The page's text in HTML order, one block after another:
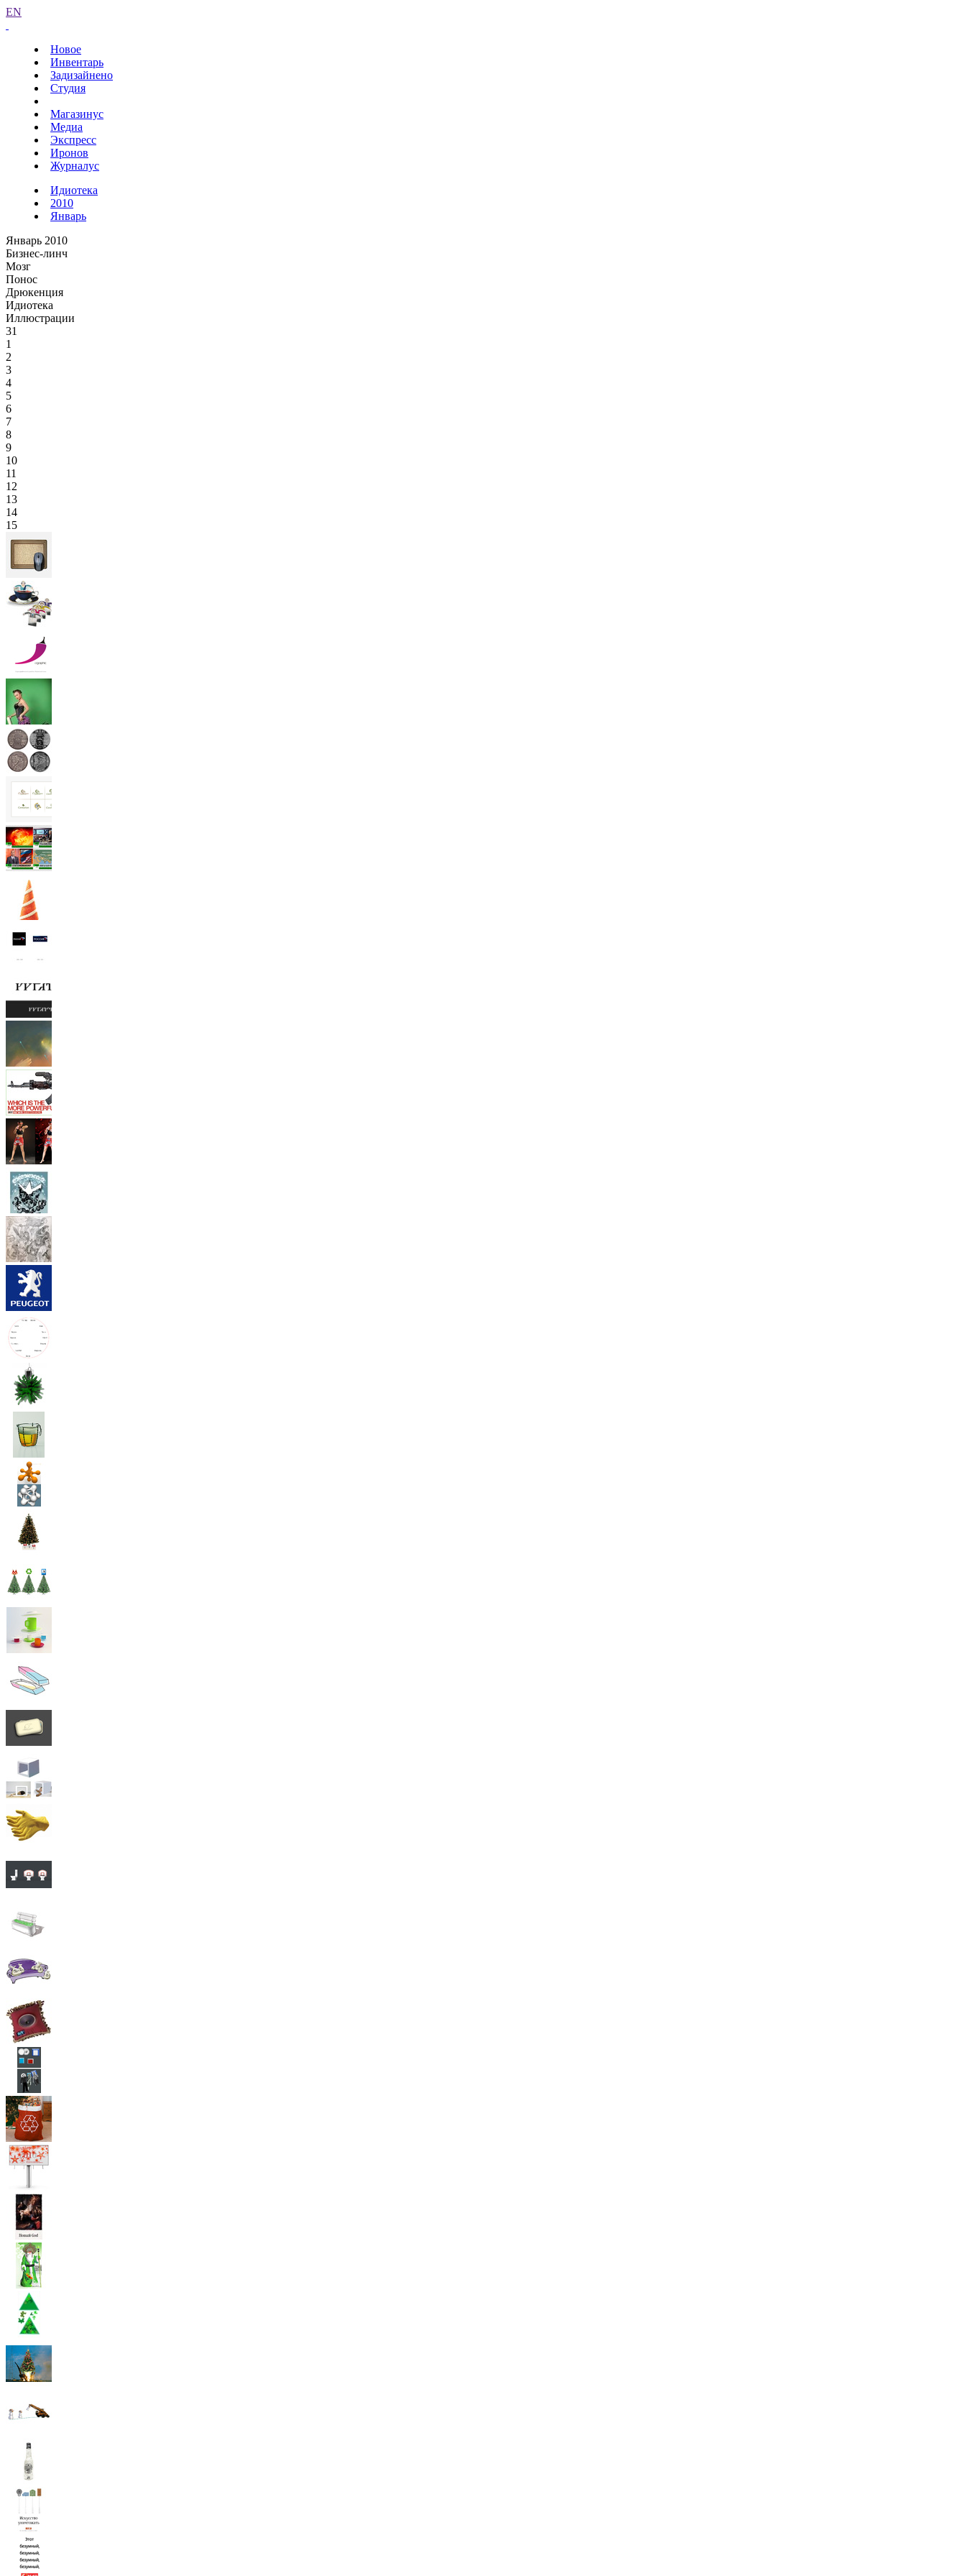
EN
Новое
Инвентарь
Задизайнено
Студия
Магазинус
Медиа
Экспресс
Иронов
Журналус
Идиотека
2010
Январь
Январь 2010
Бизнес-линч
Мозг
Понос
Дрюкенция
Идиотека
Иллюстрации
31
1
2
3
4
5
6
7
8
9
10
11
12
13
14
15